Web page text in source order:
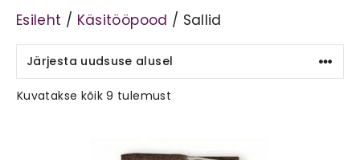
Esileht / Käsitööpood / Sallid
Kuvatakse kõik 9 tulemust